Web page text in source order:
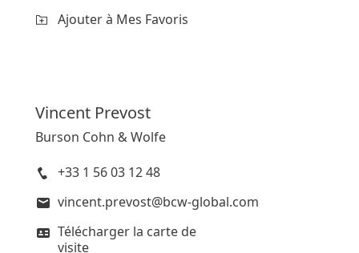
Ajouter à Mes Favoris
Vincent Prevost
Burson Cohn & Wolfe
+33 1 56 03 12 48
vincent.prevost@bcw-global.com
Télécharger la carte de
visite